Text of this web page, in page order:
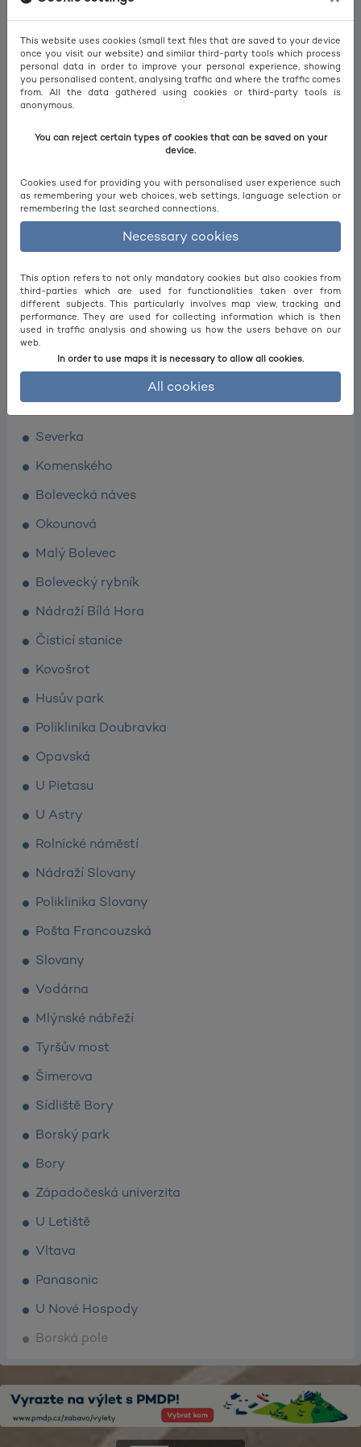
This website uses cookies (small text files that are saved to your device
once you visit our website) and similar third-party tools which process
personal data in order to improve your personal experience, showing
you personalised content, analysing traffic and where the traffic comes
from. All the data gathered using cookies or third-party tools is
anonymous.
You can reject certain types of cookies that can be saved on your
device.
Cookies used for providing you with personalised user experience such
as remembering your web choices, web settings, language selection or
remembering the last searched connections.
Necessary cookies
This option refers to not only mandatory cookies but also cookies from
third-parties which are used for functionalities taken over from
different subjects. This particularly involves map view, tracking and
performance. They are used for collecting information which is then
used in traffic analysis and showing us how the users behave on our
web.
In order to use maps it is necessary to allow all cookies.
All cookies
Bolevecká náves
Komenského
Severka
Žlutická
Krašovská
NC Úněšovská
Sídliště Košutka
Sídliště Košutka
NC Úněšovská
Hokejová hala
Žlutická
Severka
Komenského
Bolevecká náves
Okounová
Malý Bolevec
Bolevecký rybník
Nádraží Bílá Hora
Čisticí stanice
Kovošrot
Husův park
Poliklinika Doubravka
Opavská
U Pietasu
U Astry
Rolnické náměstí
Nádraží Slovany
Poliklinika Slovany
Pošta Francouzská
Slovany
Vodárna
Mlýnské nábřeží
Tyršův most
Šimerova
Sídliště Bory
Borský park
Bory
Západočeská univerzita
U Letiště
Vltava
Panasonic
U Nové Hospody
Borská pole